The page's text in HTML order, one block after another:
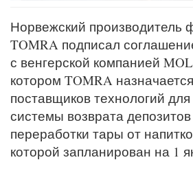
Норвежский производитель
TOMRA подписал
с венгерской компанией
котором TOMRA
поставщиков технологий
системы возврата
переработки тары от
которой запланирован на 1